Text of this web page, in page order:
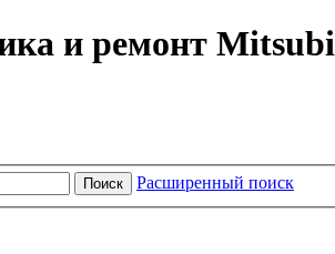
и ремонт
Поиск Расширенный поиск